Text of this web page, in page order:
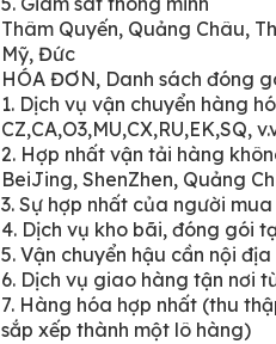
Thâm Quyến, Quảng Châu,
Mỹ, Đức
HÓA ĐƠN, Danh sách đóng
1. Dịch vụ vận chuyển hàng
CZ,CA,O3,MU,CX,RU,EK,SQ,
2. Hợp nhất vận tải hàng
BeiJing, ShenZhen, Quảng
3. Sự hợp nhất của người mua
4. Dịch vụ kho bãi, đóng gói
5. Vận chuyển hậu cần nội
6. Dịch vụ giao hàng tận nơi
7. Hàng hóa hợp nhất (thu
sắp xếp thành một lô hàng)